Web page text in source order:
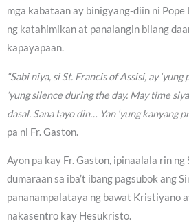
mga kabataan ay binigyang-diin ni Pope
ng katahimikan at panalangin bilang
kapayapaan.
“Sabi niya, si St. Francis of Assisi, ay
‘yung silence during the day. May time
dasal. Sana tayo din… Yan ‘yung kanyang
pa ni Fr. Gaston.
Ayon pa kay Fr. Gaston, ipinaalala rin ng
dumaraan sa iba’t ibang pagsubok ang
pananampalataya ng bawat Kristiyano
nakasentro kay Hesukristo.